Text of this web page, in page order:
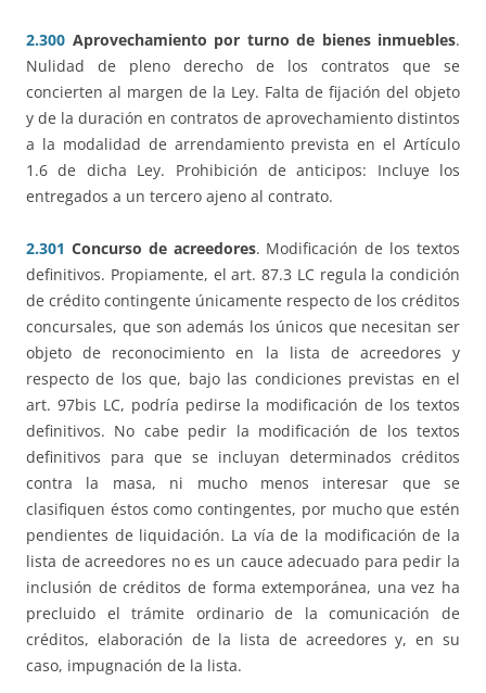
2.300 Aprovechamiento por turno de bienes inmuebles.
Nulidad de pleno derecho de los contratos que se
concierten al margen de la Ley. Falta de fijación del objeto
y de la duración en contratos de aprovechamiento distintos
a la modalidad de arrendamiento prevista en el Artículo
1.6 de dicha Ley. Prohibición de anticipos: Incluye los
entregados a un tercero ajeno al contrato.
2.301 Concurso de acreedores. Modificación de los textos
definitivos. Propiamente, el art. 87.3 LC regula la condición
de crédito contingente únicamente respecto de los créditos
concursales, que son además los únicos que necesitan ser
objeto de reconocimiento en la lista de acreedores y
respecto de los que, bajo las condiciones previstas en el
art. 97bis LC, podría pedirse la modificación de los textos
definitivos. No cabe pedir la modificación de los textos
definitivos para que se incluyan determinados créditos
contra la masa, ni mucho menos interesar que se
clasifiquen éstos como contingentes, por mucho que estén
pendientes de liquidación. La vía de la modificación de la
lista de acreedores no es un cauce adecuado para pedir la
inclusión de créditos de forma extemporánea, una vez ha
precluido el trámite ordinario de la comunicación de
créditos, elaboración de la lista de acreedores y, en su
caso, impugnación de la lista.